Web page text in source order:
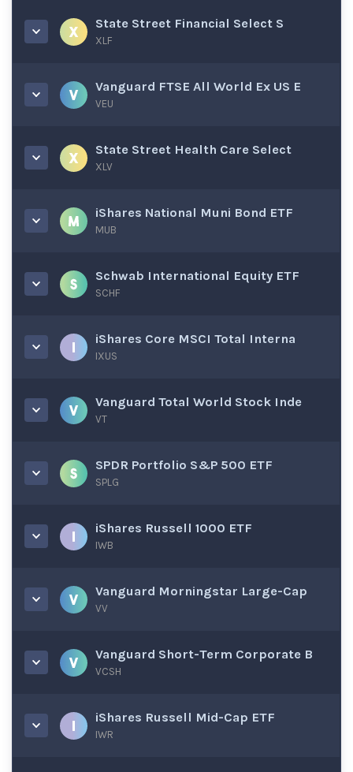
State Street Financial Select S
XLF
Vanguard FTSE All World Ex US E
VEU
State Street Health Care Select
XLV
iShares National Muni Bond ETF
MUB
Schwab International Equity ETF
SCHF
iShares Core MSCI Total Interna
IXUS
Vanguard Total World Stock Inde
VT
SPDR Portfolio S&P 500 ETF
SPLG
iShares Russell 1000 ETF
IWB
Vanguard Morningstar Large-Cap
VV
Vanguard Short-Term Corporate B
VCSH
iShares Russell Mid-Cap ETF
IWR